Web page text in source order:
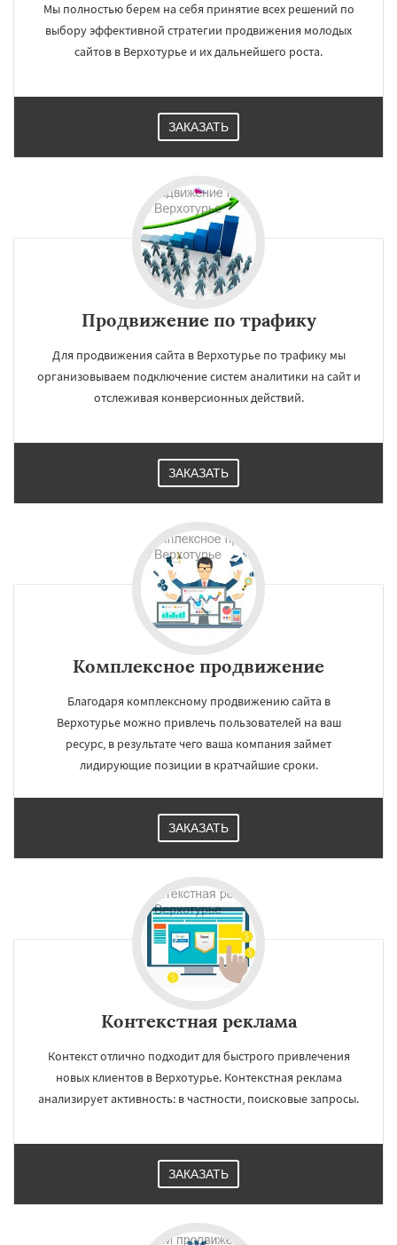
Мы полностью берем на себя принятие всех решений по
выбору эффективной стратегии продвижения молодых
сайтов в Верхотурье и их дальнейшего роста.
ЗАКАЗАТЬ
Продвижение по трафику
Для продвижения сайта в Верхотурье по трафику мы
организовываем подключение систем аналитики на сайт и
отслеживая конверсионных действий.
ЗАКАЗАТЬ
Комплексное продвижение
Благодаря комплексному продвижению сайта в
Верхотурье можно привлечь пользователей на ваш
ресурс, в результате чего ваша компания займет
лидирующие позиции в кратчайшие сроки.
ЗАКАЗАТЬ
Контекстная реклама
Контекст отлично подходит для быстрого привлечения
новых клиентов в Верхотурье. Контекстная реклама
анализирует активность: в частности, поисковые запросы.
ЗАКАЗАТЬ